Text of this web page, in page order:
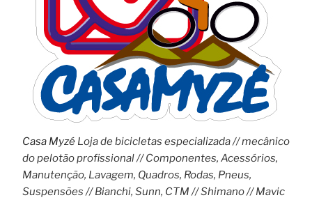
Casa MyzéLoja de bicicletas especializada // mecânico
do pelotão profissional // Componentes, Acessórios,
Manutenção, Lavagem, Quadros, Rodas, Pneus,
Suspensões // Bianchi, Sunn, CTM // Shimano // Mavic